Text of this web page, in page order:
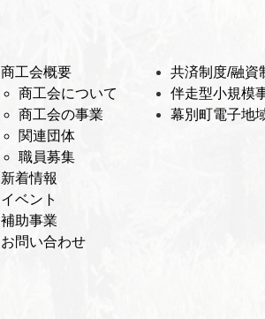
商工会概要
商工会について
商工会の事業
関連団体
職員募集
新着情報
イベント
補助事業
お問い合わせ
共済制度/融資
伴走型小規模
幕別町電子地